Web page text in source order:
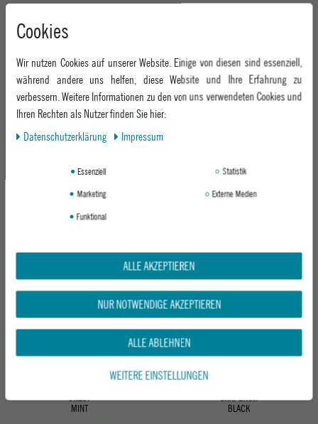
WINKOWSKI VERTIGO
39,95 €
VEST
TEAL
ab 31,95 €
CHEST
MINT
-14%
SNAPBACK
BLACK
Cookies
Wir nutzen Cookies auf unserer Website. Einige von diesen sind essenziell,
während andere uns helfen, diese Website und Ihre Erfahrung zu
verbessern. Weitere Informationen zu den von uns verwendeten Cookies und
Ihren Rechten als Nutzer finden Sie hier:
Daten­schutz­erklärung
Impressum
Essenziell
Statistik
Marketing
Externe Medien
Funktional
ALLE AKZEPTIEREN
NUR NOTWENDIGE AKZEPTIEREN
ALLE ABLEHNEN
WEITERE EINSTELLUNGEN